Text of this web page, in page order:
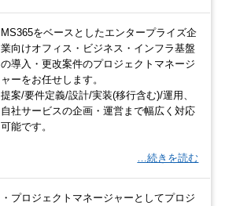
MS365をベースとしたエンタープライズ企
業向けオフィス・ビジネス・インフラ基盤
の導入・更改案件のプロジェクトマネージ
ャーをお任せします。
提案/要件定義/設計/実装(移行含む)/運用、
自社サービスの企画・運営まで幅広く対応
可能です。
…続きを読む
・プロジェクトマネージャーとしてプロジ